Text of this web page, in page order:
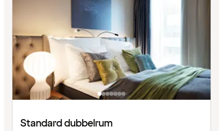
Standard dubbelrum